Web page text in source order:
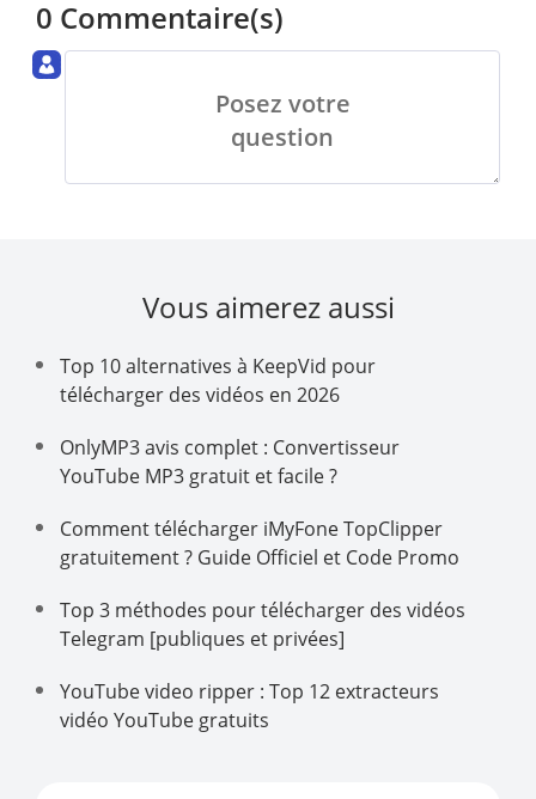
0 Commentaire(s)
Posez votre
question
Vous aimerez aussi
Top 10 alternatives à KeepVid pour
télécharger des vidéos en 2026
OnlyMP3 avis complet : Convertisseur
YouTube MP3 gratuit et facile ?
Comment télécharger iMyFone TopClipper
gratuitement ? Guide Officiel et Code Promo
Top 3 méthodes pour télécharger des vidéos
Telegram [publiques et privées]
YouTube video ripper : Top 12 extracteurs
vidéo YouTube gratuits